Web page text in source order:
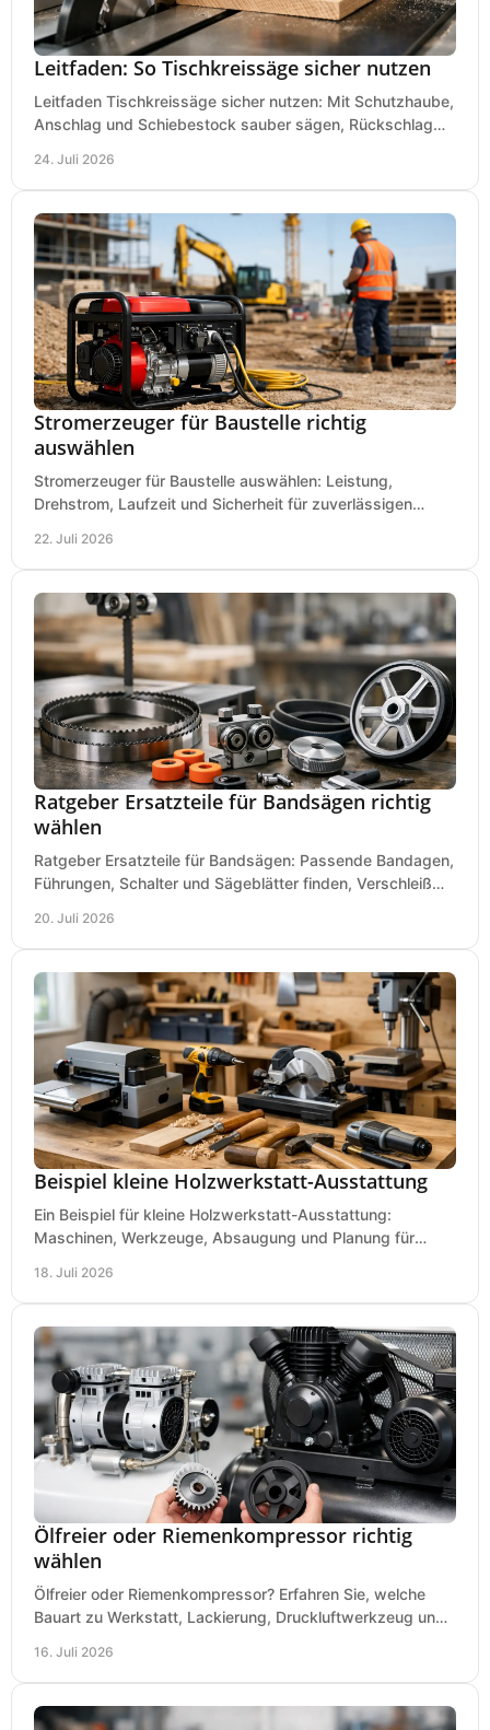
Leitfaden: So Tischkreissäge sicher nutzen
Leitfaden Tischkreissäge sicher nutzen: Mit Schutzhaube,
Anschlag und Schiebestock sauber sägen, Rückschlag
24. Juli 2026
Stromerzeuger für Baustelle richtig
auswählen
Stromerzeuger für Baustelle auswählen: Leistung,
Drehstrom, Laufzeit und Sicherheit für zuverlässigen
22. Juli 2026
Ratgeber Ersatzteile für Bandsägen richtig
wählen
Ratgeber Ersatzteile für Bandsägen: Passende Bandagen,
Führungen, Schalter und Sägeblätter finden, Verschleiß
20. Juli 2026
Beispiel kleine Holzwerkstatt-Ausstattung
Ein Beispiel für kleine Holzwerkstatt-Ausstattung:
Maschinen, Werkzeuge, Absaugung und Planung für
18. Juli 2026
Ölfreier oder Riemenkompressor richtig
wählen
Ölfreier oder Riemenkompressor? Erfahren Sie, welche
Bauart zu Werkstatt, Lackierung, Druckluftwerkzeug und
16. Juli 2026